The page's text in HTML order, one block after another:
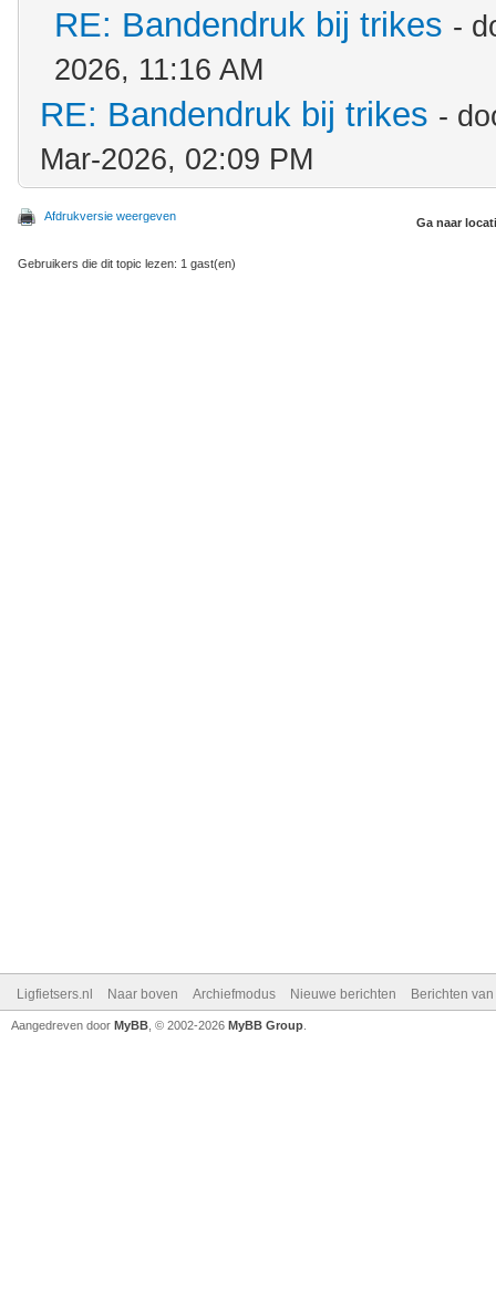
RE: Bandendruk bij trikes -
2026, 11:16 AM
RE: Bandendruk bij trikes -
Mar-2026, 02:09 PM
Afdrukversie weergeven Ga naar
Gebruikers die dit topic lezen: 1 gast(en)
Ligfietsers.nl Naar boven Archiefmodus Nieuwe berichten Berichten
Aangedreven door MyBB , © 2002-2026 MyBB Group